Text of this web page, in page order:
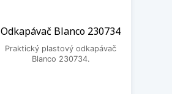
Odkapávač Blanco 230734
Praktický plastový odkapávač
Blanco 230734.